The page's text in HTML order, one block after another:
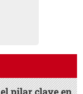
pilar clave en